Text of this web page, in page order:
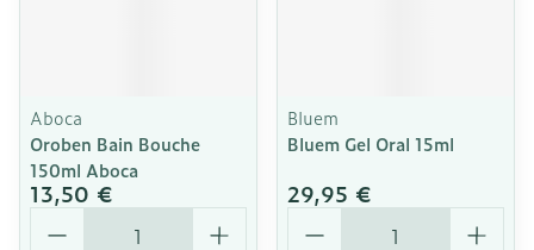
Aboca
Oroben Bain Bouche
150ml Aboca
13,50 €
Quantité
Bluem
Bluem Gel Oral 15ml
29,95 €
Quantité